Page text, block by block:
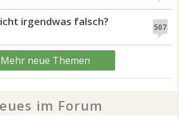
507
irgendwas falsch?
Mehr neue Themen
im Forum